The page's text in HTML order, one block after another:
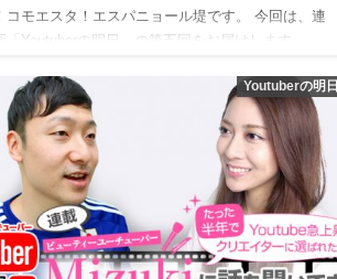
コモエスタ！エスパニョール堤です。 今回は、連
「Youtuberの明日」の第五回をお届けします。 …
Youtuberの明日